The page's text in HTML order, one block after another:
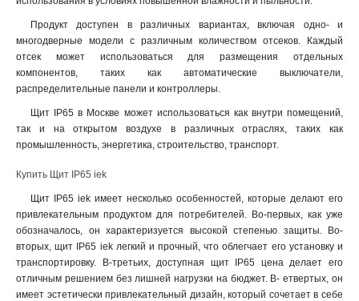
Продукт доступен в различных вариантах, включая одно- и
многодверные модели с различным количеством отсеков. Каждый
отсек может использоваться для размещения отдельных
компонентов, таких как автоматические выключатели,
распределительные панели и контроллеры.
Щит IP65 в Москве может использоваться как внутри помещений,
так и на открытом воздухе в различных отраслях, таких как
промышленность, энергетика, строительство, транспорт.
Купить Щит IP65 iek
Щит IP65 iek имеет несколько особенностей, которые делают его
привлекательным продуктом для потребителей. Во-первых, как уже
обозначалось, он характеризуется высокой степенью защиты. Во-
вторых, щит IP65 iek легкий и прочный, что облегчает его установку и
транспортировку. В-третьих, доступная щит IP65 цена делает его
отличным решением без лишней нагрузки на бюджет. В- етвертых, он
имеет эстетически привлекательный дизайн, который сочетает в себе